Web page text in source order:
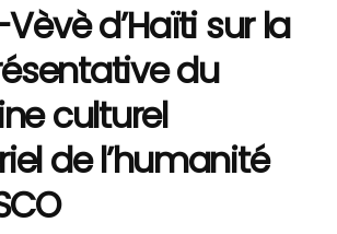
d’Haïti sur la
du
culturel
de l’humanité